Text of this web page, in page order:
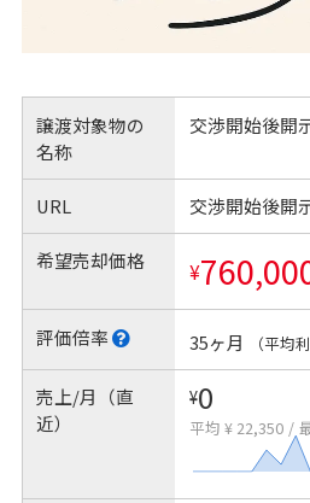
譲渡対象物の
名称
交渉開始後開
URL 交渉開始後開
希望売却価格 ¥
評価倍率 35ヶ月 （平均
売上/月（直
近）
¥0
平均 ¥ 22,350 /